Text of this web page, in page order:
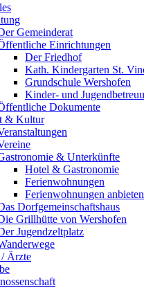
Gemeinderat
Einrichtungen
Der Friedhof
Kath. Kindergarten St.
Grundschule Wershofen
Kinder- und
Dokumente
& Kultur
& Unterkünfte
Hotel & Gastronomie
Ferienwohnungen
Ferienwohnungen anbieten
Dorfgemeinschaftshaus
Grillhütte von Wershofen
Jugendzeltplatz
Ärzte